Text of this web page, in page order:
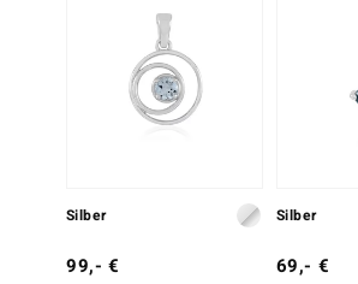
Silber
99,- €
Silber
69,- €